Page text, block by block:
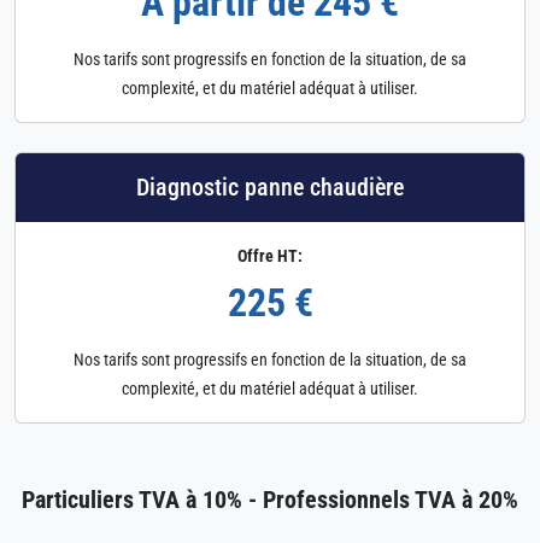
Nos tarifs sont progressifs en fonction de la situation, de sa
complexité, et du matériel adéquat à utiliser.
Diagnostic panne chaudière
Offre HT:
225 €
Nos tarifs sont progressifs en fonction de la situation, de sa
complexité, et du matériel adéquat à utiliser.
Particuliers TVA à 10% - Professionnels TVA à 20%